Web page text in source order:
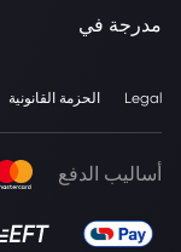
مدرجة في
Legal الحزمة القانونية
أساليب الدفع